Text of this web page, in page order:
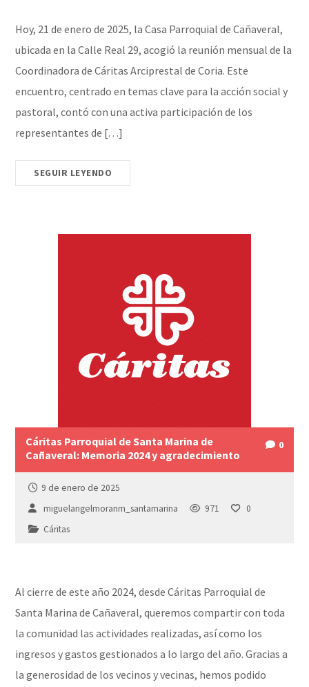
Hoy, 21 de enero de 2025, la Casa Parroquial de Cañaveral,
ubicada en la Calle Real 29, acogió la reunión mensual de la
Coordinadora de Cáritas Arciprestal de Coria. Este
encuentro, centrado en temas clave para la acción social y
pastoral, contó con una activa participación de los
representantes de […]
SEGUIR LEYENDO
Cáritas Parroquial de Santa Marina de
Cañaveral: Memoria 2024 y agradecimiento
0
9 de enero de 2025
miguelangelmoranm_santamarina
971
0
Cáritas
Al cierre de este año 2024, desde Cáritas Parroquial de
Santa Marina de Cañaveral, queremos compartir con toda
la comunidad las actividades realizadas, así como los
ingresos y gastos gestionados a lo largo del año. Gracias a
la generosidad de los vecinos y vecinas, hemos podido